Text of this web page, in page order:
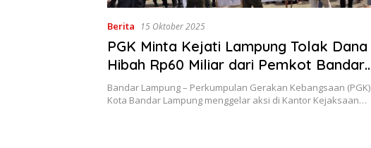
Berita 15 Oktober 2025
PGK Minta Kejati Lampung Tolak Dana
Hibah Rp60 Miliar dari Pemkot Bandar
Lampung
Bandar Lampung – Perkumpulan Gerakan Kebangsaan (PGK)
Kota Bandar Lampung menggelar aksi di Kantor Kejaksaan…